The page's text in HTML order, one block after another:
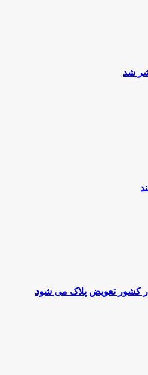
شد
کشور تعویض پلاک می شود